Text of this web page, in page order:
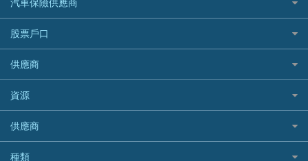
最佳循環貸款
Mox 銀行
National Resources 中潤物業按揭
OCBC 華僑銀行
PrimeCredit 安信信貸
Promise 邦民日本財務
Rabbit Credit月兔信貸
Standard Chartered 渣打銀行
UA 亞洲聯合財務
銀聯信用卡
高獎賞信用卡推薦
酒店信用卡
Standard Chartered渣打銀行
東亞銀行
SIM
Airwallex信用卡
機票優惠碼
寵物保險
定期人壽保險
危疾保險
年金資訊
樓宇火險
台灣旅遊保險及資訊
韓國旅遊保險及資訊
歐洲旅遊保險及資訊
越南旅遊保險及資訊
澳洲旅遊保險及資訊
長者嘆世界
家庭親子遊
AIG 美亞
Allianz 安聯
Allied World 世聯
Avo
中國銀行
Bolttech 保特
Blue Cross 藍十字
大新汽車保險
中銀汽車保險
Allianz安聯汽車保險
bolttech保障汽車保險
Zurich蘇黎世汽車保險
QBE昆士蘭汽車保險
平安汽車保險
股票戶口
富途證券
IB盈透證券
老虎證券
uSMART 盈立證券
華盛証券
供應商
富途牛牛好唔好？
Webull微牛證券好唔好？
Longbridge長橋證券好唔好？
老虎證券好唔好？
資源
股票戶口開戶
證券行邊間好？
供應商
銀行戶口比較
種類